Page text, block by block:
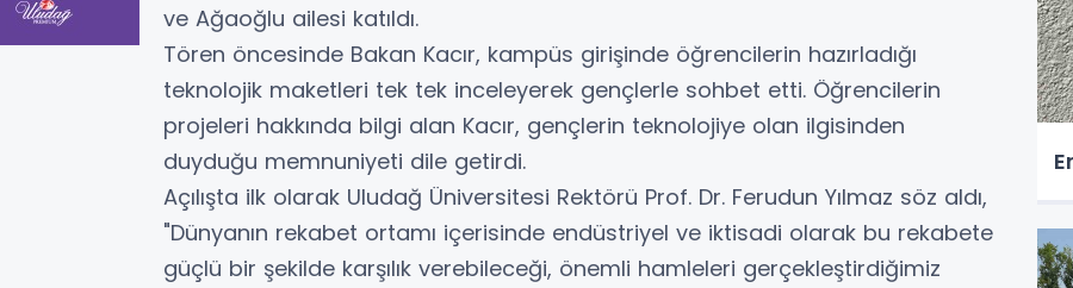
ve Ağaoğlu ailesi katıldı.
Tören öncesinde Bakan Kacır, kampüs girişinde öğrencilerin hazırladığı
teknolojik maketleri tek tek inceleyerek gençlerle sohbet etti. Öğrencilerin
projeleri hakkında bilgi alan Kacır, gençlerin teknolojiye olan ilgisinden
duyduğu memnuniyeti dile getirdi.
Açılışta ilk olarak Uludağ Üniversitesi Rektörü Prof. Dr. Ferudun Yılmaz söz aldı,
"Dünyanın rekabet ortamı içerisinde endüstriyel ve iktisadi olarak bu rekabete
güçlü bir şekilde karşılık verebileceği, önemli hamleleri gerçekleştirdiğimiz